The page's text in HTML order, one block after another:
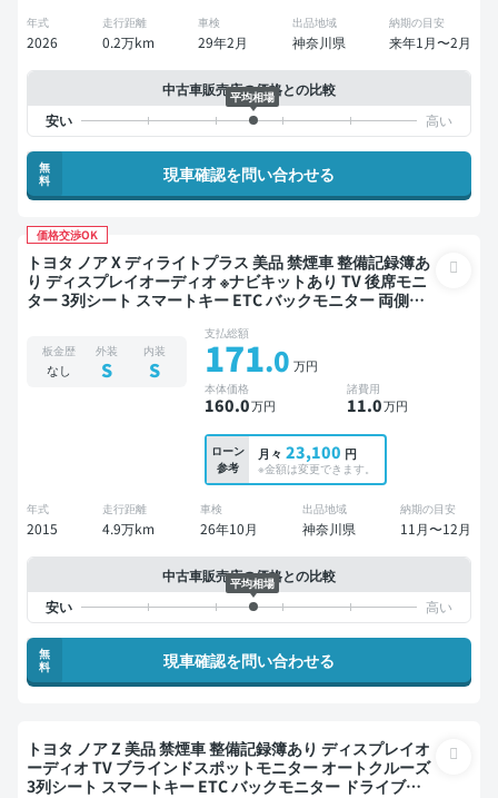
年式
2026
走行距離
0.2万km
車検
29年2月
出品地域
神奈川県
納期の目安
来年1月〜2月
中古車販売店の価格との比較
平均相場
無
料
現車確認を問い合わせる
価格交渉OK
トヨタ ノア X ディライトプラス 美品 禁煙車 整備記録簿あ
り ディスプレイオーディオ ※ナビキットあり TV 後席モニ
ター 3列シート スマートキー ETC バックモニター 両側電
板金歴
なし
外装
S
内装
S
支払総額
171.0 万円
本体価格
160.0万円
諸費用
11.0万円
ローン
参考
月々 23,100 円
※金額は変更できます。
年式
2015
走行距離
4.9万km
車検
26年10月
出品地域
神奈川県
納期の目安
11月〜12月
中古車販売店の価格との比較
平均相場
無
料
現車確認を問い合わせる
トヨタ ノア Z 美品 禁煙車 整備記録簿あり ディスプレイオ
ーディオ TV ブラインドスポットモニター オートクルーズ
3列シート スマートキー ETC バックモニター ドライブレ